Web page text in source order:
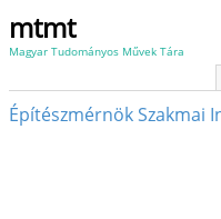
mtmt
Magyar Tudományos Művek Tára
Építészmérnök Szakmai